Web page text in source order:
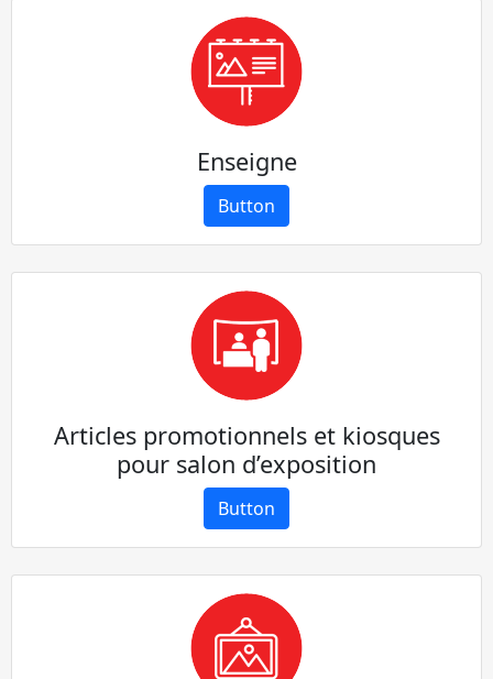
Enseigne
Button
Articles promotionnels et kiosques
pour salon d’exposition
Button